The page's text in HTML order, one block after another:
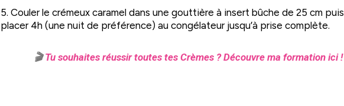
5. Couler le crémeux caramel dans une gouttière à insert bûche de 25 cm puis
placer 4h (une nuit de préférence) au congélateur jusqu’à prise complète.
🎬Tu souhaites réussir toutes tes Crèmes ? Découvre ma formation ici !